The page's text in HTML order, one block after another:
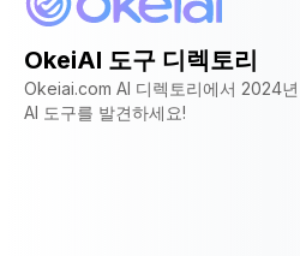
OkeiAI 도구 디렉토리
Okeiai.com AI 디렉토리에서 2024
AI 도구를 발견하세요!